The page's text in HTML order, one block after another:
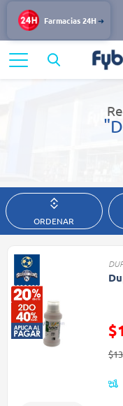
Farmacias 24H
Resultados de
ORDENAR